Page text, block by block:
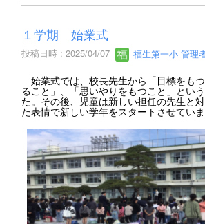
１学期 始業式
投稿日時 : 2025/04/07 福生第一小 管理
始業式では、校長先生から「目標をも
ること」、「思いやりをもつこと」とい
た。その後、児童は新しい担任の先生と
た表情で新しい学年をスタートさせていま